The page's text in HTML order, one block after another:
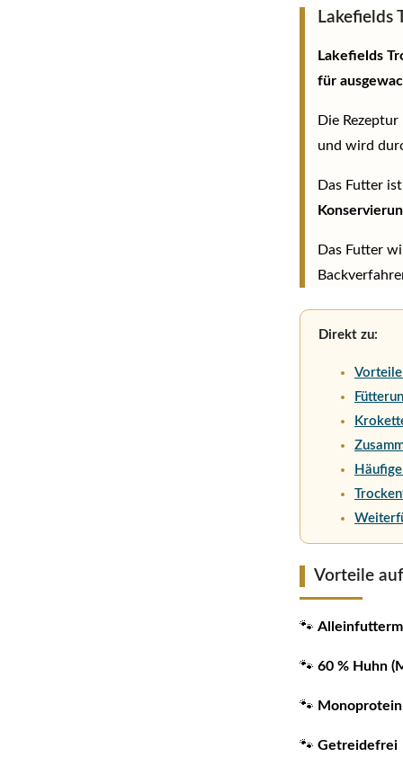
Lakefields
Lakefields
für
Die
und wird
Das Futter
Das Futter
Direkt zu:
Vorteile
🐾
🐾 60 % Huhn
🐾 Monoprotein
🐾 Getreidefrei